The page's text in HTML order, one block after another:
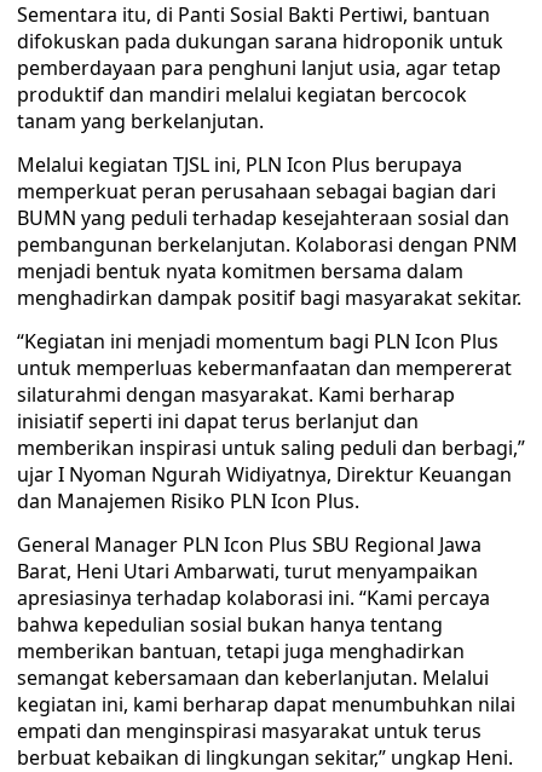
Sementara itu, di Panti Sosial Bakti Pertiwi, bantuan
difokuskan pada dukungan sarana hidroponik untuk
pemberdayaan para penghuni lanjut usia, agar tetap
produktif dan mandiri melalui kegiatan bercocok
tanam yang berkelanjutan.
Melalui kegiatan TJSL ini, PLN Icon Plus berupaya
memperkuat peran perusahaan sebagai bagian dari
BUMN yang peduli terhadap kesejahteraan sosial dan
pembangunan berkelanjutan. Kolaborasi dengan PNM
menjadi bentuk nyata komitmen bersama dalam
menghadirkan dampak positif bagi masyarakat sekitar.
“Kegiatan ini menjadi momentum bagi PLN Icon Plus
untuk memperluas kebermanfaatan dan mempererat
silaturahmi dengan masyarakat. Kami berharap
inisiatif seperti ini dapat terus berlanjut dan
memberikan inspirasi untuk saling peduli dan berbagi,”
ujar I Nyoman Ngurah Widiyatnya, Direktur Keuangan
dan Manajemen Risiko PLN Icon Plus.
General Manager PLN Icon Plus SBU Regional Jawa
Barat, Heni Utari Ambarwati, turut menyampaikan
apresiasinya terhadap kolaborasi ini. “Kami percaya
bahwa kepedulian sosial bukan hanya tentang
memberikan bantuan, tetapi juga menghadirkan
semangat kebersamaan dan keberlanjutan. Melalui
kegiatan ini, kami berharap dapat menumbuhkan nilai
empati dan menginspirasi masyarakat untuk terus
berbuat kebaikan di lingkungan sekitar,” ungkap Heni.